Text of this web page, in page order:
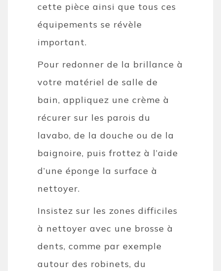
cette pièce ainsi que tous ces
équipements se révèle
important.
Pour redonner de la brillance à
votre matériel de salle de
bain, appliquez une crème à
récurer sur les parois du
lavabo, de la douche ou de la
baignoire, puis frottez à l’aide
d’une éponge la surface à
nettoyer.
Insistez sur les zones difficiles
à nettoyer avec une brosse à
dents, comme par exemple
autour des robinets, du